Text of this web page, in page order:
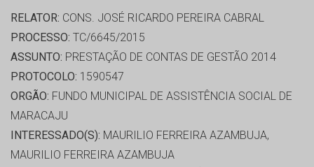
RELATOR: CONS. JOSÉ RICARDO PEREIRA CABRAL
PROCESSO: TC/6645/2015
ASSUNTO: PRESTAÇÃO DE CONTAS DE GESTÃO 2014
PROTOCOLO: 1590547
ORGÃO: FUNDO MUNICIPAL DE ASSISTÊNCIA SOCIAL DE
MARACAJU
INTERESSADO(S): MAURILIO FERREIRA AZAMBUJA,
MAURILIO FERREIRA AZAMBUJA